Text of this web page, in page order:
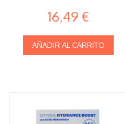
16,49 €
AÑADIR AL CARRITO